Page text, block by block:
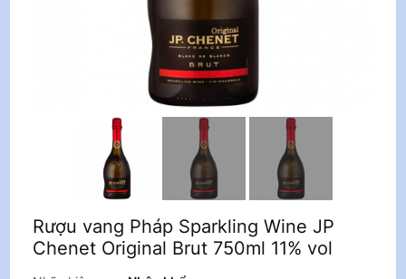
Rượu vang Pháp Sparkling Wine JP
Chenet Original Brut 750ml 11% vol